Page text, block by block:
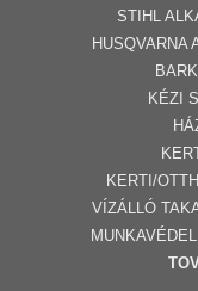
STIHL
HUSQVARNA
KÉZI
KERTI/
VÍZÁLLÓ